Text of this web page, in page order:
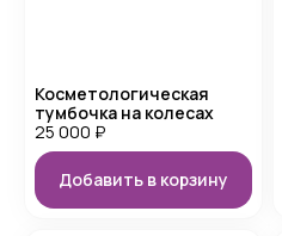
Косметологическая
тумбочка на колесах
25 000 ₽
Добавить в корзину